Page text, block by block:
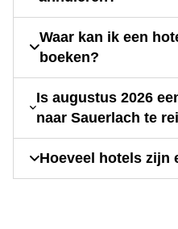
Waar kan ik een
boeken?
Is augustus 2026
naar Sauerlach te
Hoeveel hotels zijn